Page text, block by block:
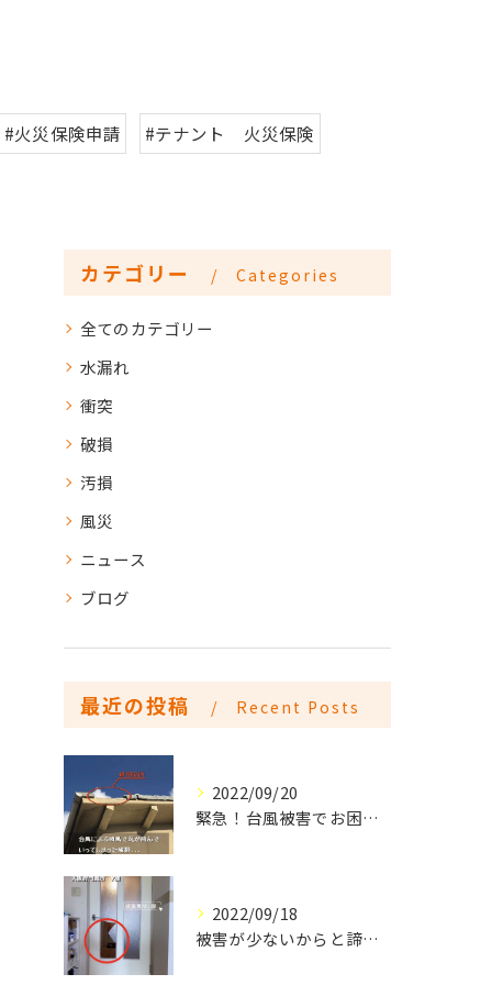
#火災保険申請
#テナント 火災保険
カテゴリー Categories
全てのカテゴリー
水漏れ
衝突
破損
汚損
風災
ニュース
ブログ
最近の投稿 Recent Posts
2022/09/20
緊急！台風被害でお困りの方はご連絡下さい
2022/09/18
被害が少ないからと諦めていませんか？細かな破損でも火災保険は活用できます